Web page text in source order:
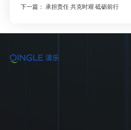
下一篇：承担责任 共克时艰 砥砺前行